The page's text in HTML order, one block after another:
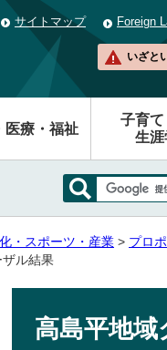
サイトマップ Foreign
いざと
医療・福祉
子育
生涯
・スポーツ・産業 > プロ
ル結果
高島平地